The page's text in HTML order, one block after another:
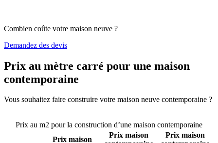
Combien coûte votre maison neuve ?
Demandez des devis
Prix au mètre carré pour une maison
contemporaine
Vous souhaitez faire construire votre maison neuve contemporaine ?
Prix au m2 pour la construction d’une maison contemporaine
Prix maison
Prix maison
Prix maison